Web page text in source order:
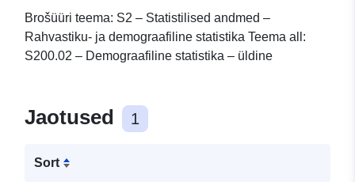
Brošüüri teema: S2 – Statistilised andmed –
Rahvastiku- ja demograafiline statistika Teema all:
S200.02 – Demograafiline statistika – üldine
Jaotused 1
Sort